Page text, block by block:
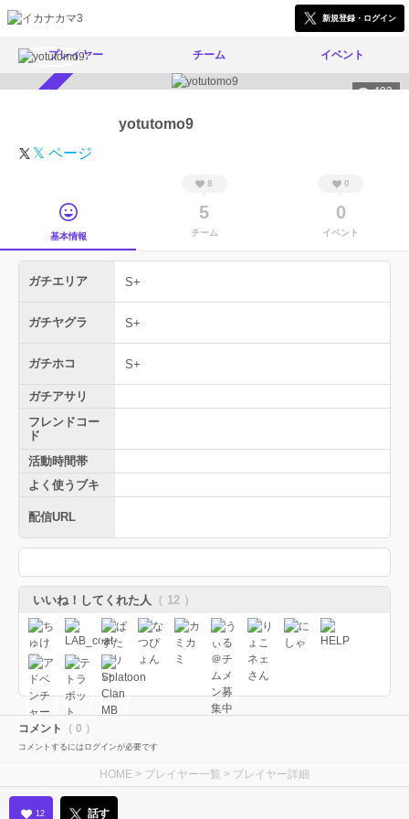
新規登録・ログイン
プレイヤー チーム イベント
492
yotutomo9
𝕏 ページ
基本情報
8
5
チーム
0
0
イベント
ガチエリア S+
ガチヤグラ S+
ガチホコ S+
ガチアサリ
フレンドコー
ド
活動時間帯
よく使うブキ
配信URL
いいね！してくれた人 （ 12 ）
コメント （ 0 ）
コメントするにはログインが必要です
HOME > プレイヤー一覧 > プレイヤー詳細
12 話す